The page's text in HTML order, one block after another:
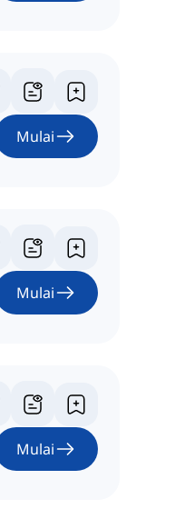
Mulai
Mulai
Mulai